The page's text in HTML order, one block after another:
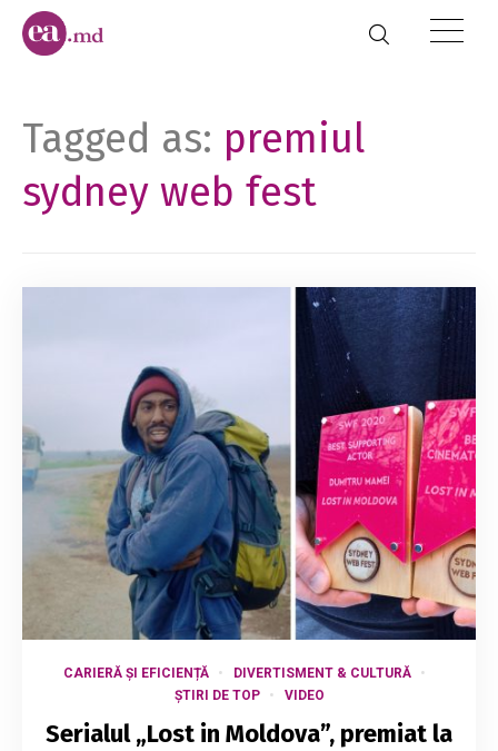
Tagged as: premiul
sydney web fest
CARIERĂ ȘI EFICIENȚĂ
DIVERTISMENT & CULTURĂ
ȘTIRI DE TOP
VIDEO
Serialul „Lost in Moldova”, premiat la